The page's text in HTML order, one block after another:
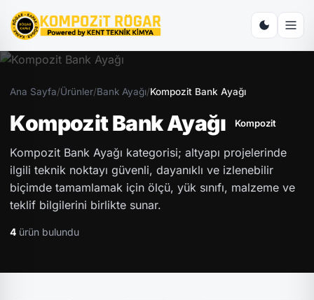
Ana Sayfa/Ürünler/Bank Ayağı/Kompozit Bank Ayağı
Kompozit Bank Ayağı Kompozit
Kompozit Bank Ayağı kategorisi; altyapı projelerinde
ilgili teknik noktayı güvenli, dayanıklı ve izlenebilir
biçimde tamamlamak için ölçü, yük sınıfı, malzeme ve
teklif bilgilerini birlikte sunar.
4 ürün bulundu